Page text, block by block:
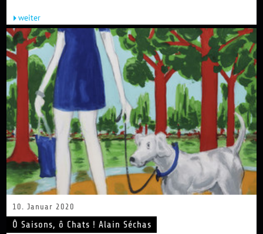
weiter
10. Januar 2020
Ô Saisons, ô Chats ! Alain Séchas